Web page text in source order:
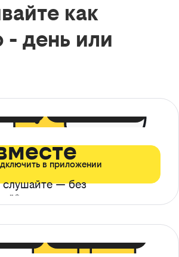
как
- день или
слушайте — без
в приложении